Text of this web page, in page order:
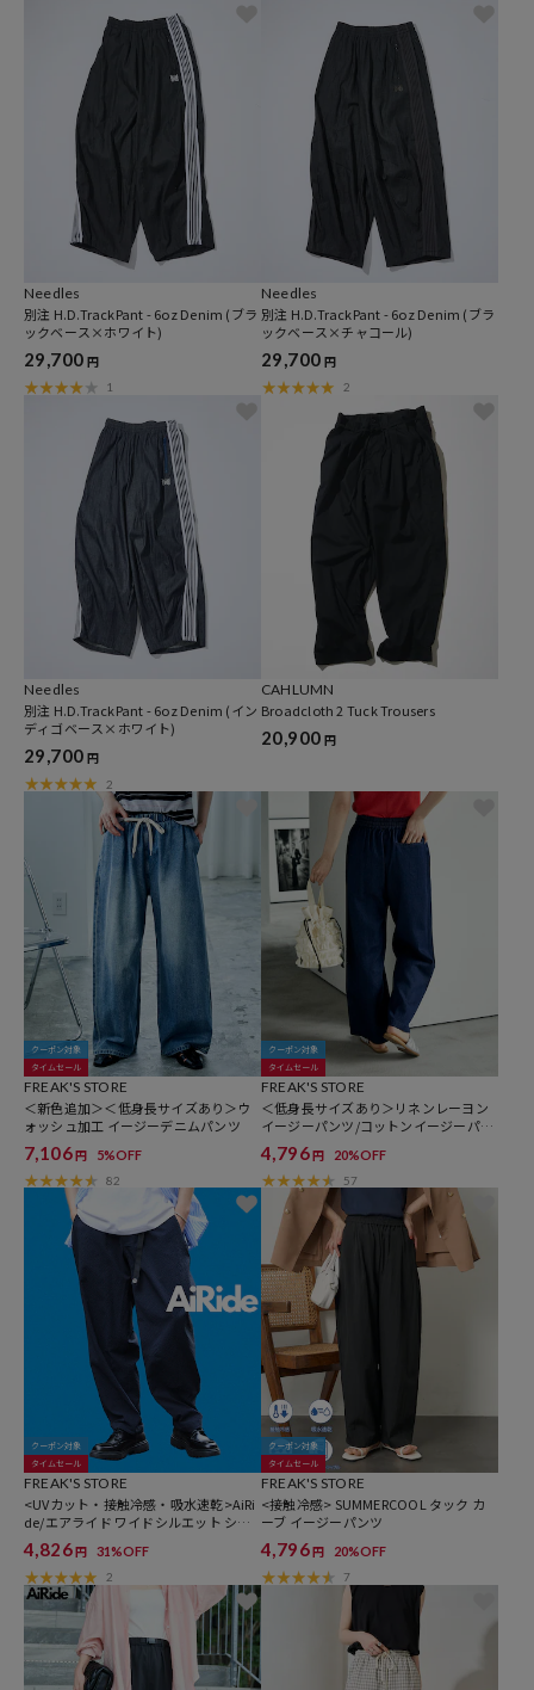
Needles
別注 H.D.TrackPant - 6oz Denim (ブラ
ックベース×ホワイト)
29,700 円
1
Needles
別注 H.D.TrackPant - 6oz Denim (ブラ
ックベース×チャコール)
29,700 円
2
Needles
別注 H.D.TrackPant - 6oz Denim (イン
ディゴベース×ホワイト)
29,700 円
2
CAHLUMN
Broadcloth 2 Tuck Trousers
20,900 円
クーポン対象
タイムセール
FREAK'S STORE
＜新色追加＞＜低身長サイズあり＞ウ
ォッシュ加工 イージーデニムパンツ
7,106円 5%OFF
82
クーポン対象
タイムセール
FREAK'S STORE
＜低身長サイズあり＞リネンレーヨン
イージーパンツ/コットンイージーパン
ツ
4,796円 20%OFF
57
クーポン対象
タイムセール
FREAK'S STORE
<UVカット・接触冷感・吸水速乾>AiRi
de/エアライド ワイドシルエット シア
サッカー ポケッタブル クライミングパ
ンツ【限定展開】
4,826円 31%OFF
2
クーポン対象
タイムセール
FREAK'S STORE
<接触冷感> SUMMERCOOL タック カ
ーブ イージーパンツ
4,796円 20%OFF
7